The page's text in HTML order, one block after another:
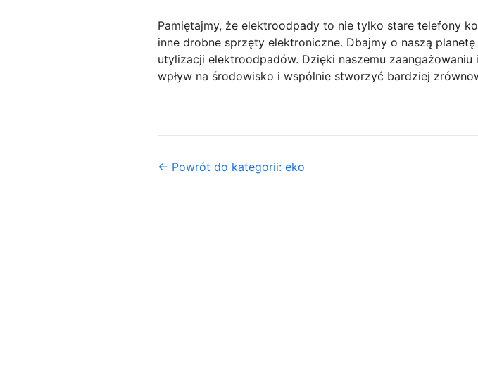
Pamiętajmy, że elektroodpady to nie tylko stare telefony
inne drobne sprzęty elektroniczne. Dbajmy o naszą
utylizacji elektroodpadów. Dzięki naszemu
wpływ na środowisko i wspólnie stworzyć bardziej
← Powrót do kategorii: eko